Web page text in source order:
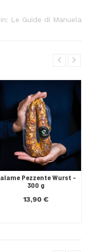
Le Guide di Manuela
Pezzente Wurst -
300 g
13,90 €